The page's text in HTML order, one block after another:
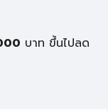
บาท ขึ้นไปลด